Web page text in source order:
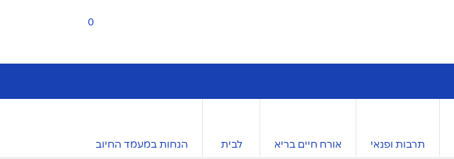
0
תרבות ופנאי אורח חיים בריא לבית הנחות במעמד החיוב